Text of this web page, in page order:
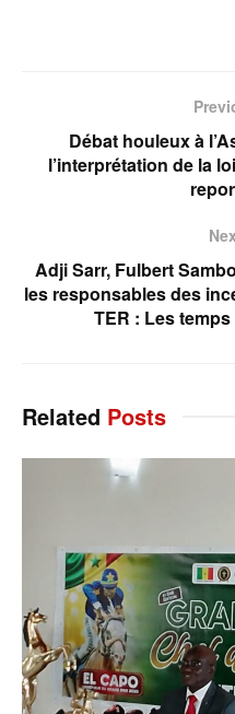
Débat houleux à
l’interprétation de la
Adji Sarr, Fulbert
les responsables des
TER : Les
Related Posts